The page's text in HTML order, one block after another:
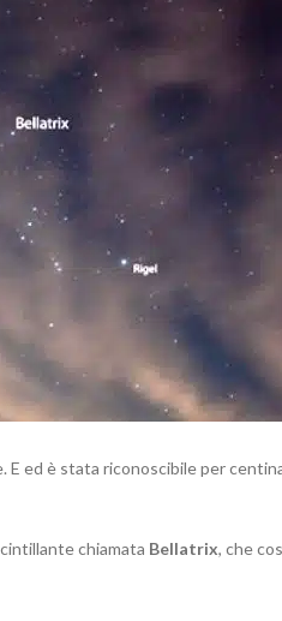
E ed è stata riconoscibile per
chiamata Bellatrix, che